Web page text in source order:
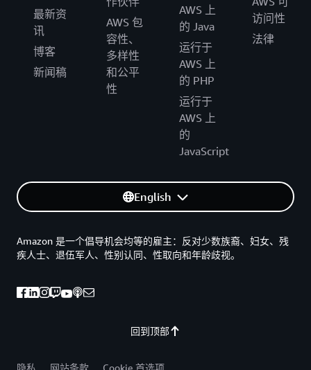
最新资
讯
博客
新闻稿
AWS 包
容性、
多样性
和公平
性
AWS 上
的 Java
运行于
AWS 上
的 PHP
运行于
AWS 上
的
JavaScript
访问性
法律
English
回到顶部
Amazon 是一个倡导机会均等的雇主：反对少数族裔、妇女、残
疾人士、退伍军人、性别认同、性取向和年龄歧视。